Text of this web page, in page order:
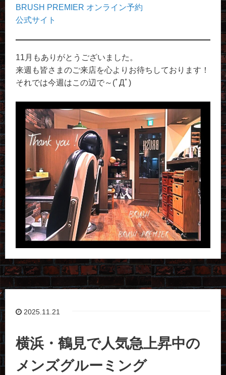
BRUSH PREMIER オンライン予約
公式サイト
11月もありがとうございました。
来週も皆さまのご来店を心よりお待ちしております！
それでは今週はこの辺で～(ﾟДﾟ)
2025.11.21
横浜・鶴見で人気急上昇中の
メンズグルーミング